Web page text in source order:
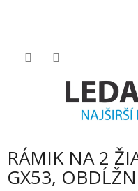
RÁMIK NA 2
GX53,